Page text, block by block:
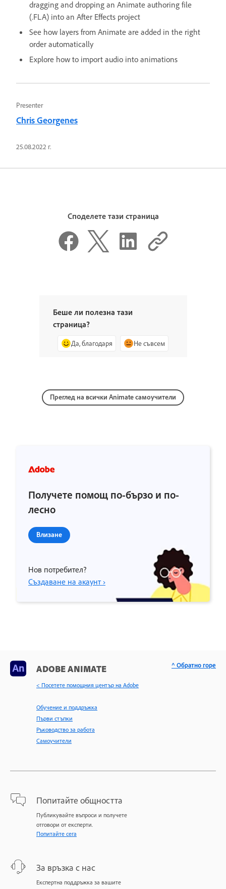
dragging and dropping an Animate authoring file
(.FLA) into an After Effects project
See how layers from Animate are added in the right
order automatically
Explore how to import audio into animations
Presenter
Chris Georgenes
25.08.2022 г.
Споделете тази страница
Беше ли полезна тази
страница?
Да, благодаря Не съвсем
Преглед на всички Animate самоучители
Получете помощ по-бързо и по-
лесно
Влизане
Нов потребител?
Създаване на акаунт ›
ADOBE ANIMATE
< Посетете помощния център на Adobe
Обучение и поддръжка
Първи стъпки
Ръководство за работа
Самоучители
Попитайте общността
Публикувайте въпроси и получете
отговори от експерти.
Попитайте сега
За връзка с нас
Експертна поддръжка за вашите
^ Обратно горе